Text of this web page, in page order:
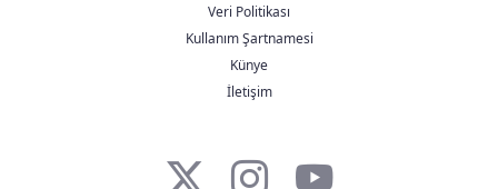
Veri Politikası
Kullanım Şartnamesi
Künye
İletişim